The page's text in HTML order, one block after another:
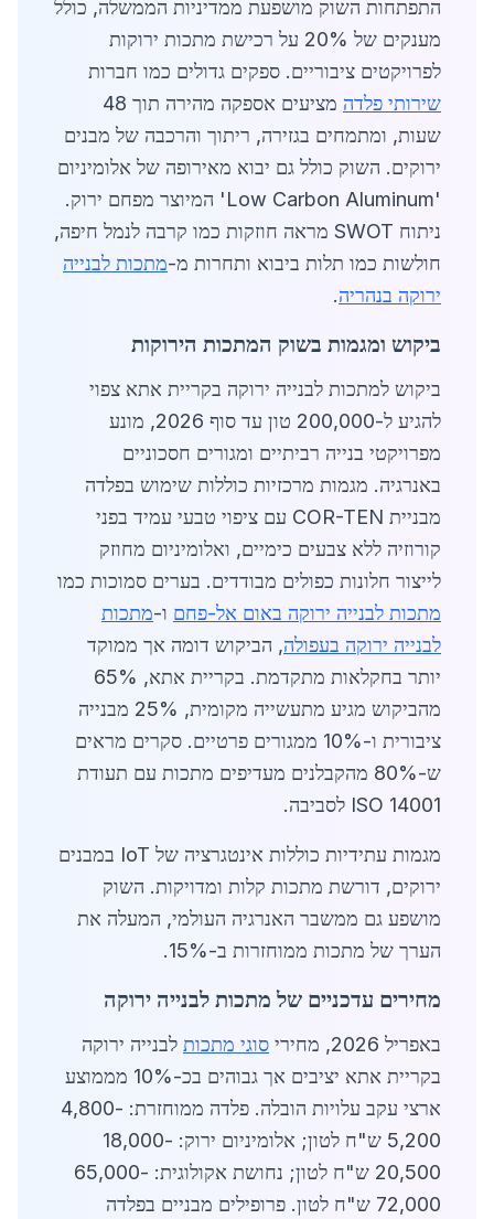
התפתחות השוק מושפעת ממדיניות הממשלה, כולל
מענקים של 20% על רכישת מתכות ירוקות
לפרויקטים ציבוריים. ספקים גדולים כמו חברות
שירותי פלדה
מציעים אספקה מהירה תוך 48
שעות, ומתמחים בגזירה, ריתוך והרכבה של מבנים
ירוקים. השוק כולל גם יבוא מאירופה של אלומיניום
'Low Carbon Aluminum' המיוצר מפחם ירוק.
ניתוח SWOT מראה חוזקות כמו קרבה לנמל חיפה,
חולשות כמו תלות ביבוא ותחרות מ-מתכות לבנייה
ירוקה בנהריה.
ביקוש ומגמות בשוק המתכות הירוקות
ביקוש למתכות לבנייה ירוקה בקריית אתא צפוי
להגיע ל-200,000 טון עד סוף 2026, מונע
מפרויקטי בנייה רביתיים ומגורים חסכוניים
באנרגיה. מגמות מרכזיות כוללות שימוש בפלדה
מבניית COR-TEN עם ציפוי טבעי עמיד בפני
קורוזיה ללא צבעים כימיים, ואלומיניום מחוזק
לייצור חלונות כפולים מבודדים. בערים סמוכות כמו
מתכות לבנייה ירוקה באום אל-פחם ו-מתכות
לבנייה ירוקה בעפולה, הביקוש דומה אך ממוקד
יותר בחקלאות מתקדמת. בקריית אתא, 65%
מהביקוש מגיע מתעשייה מקומית, 25% מבנייה
ציבורית ו-10% ממגורים פרטיים. סקרים מראים
ש-80% מהקבלנים מעדיפים מתכות עם תעודת
ISO 14001 לסביבה.
מגמות עתידיות כוללות אינטגרציה של IoT במבנים
ירוקים, דורשת מתכות קלות ומדויקות. השוק
מושפע גם ממשבר האנרגיה העולמי, המעלה את
הערך של מתכות ממוחזרות ב-15%.
מחירים עדכניים של מתכות לבנייה ירוקה
באפריל 2026, מחירי סוגי מתכות לבנייה ירוקה
בקריית אתא יציבים אך גבוהים בכ-10% מממוצע
ארצי עקב עלויות הובלה. פלדה ממוחזרת: 4,800-
5,200 ש"ח לטון; אלומיניום ירוק: 18,000-
20,500 ש"ח לטון; נחושת אקולוגית: 65,000-
72,000 ש"ח לטון. פרופילים מבניים בפלדה